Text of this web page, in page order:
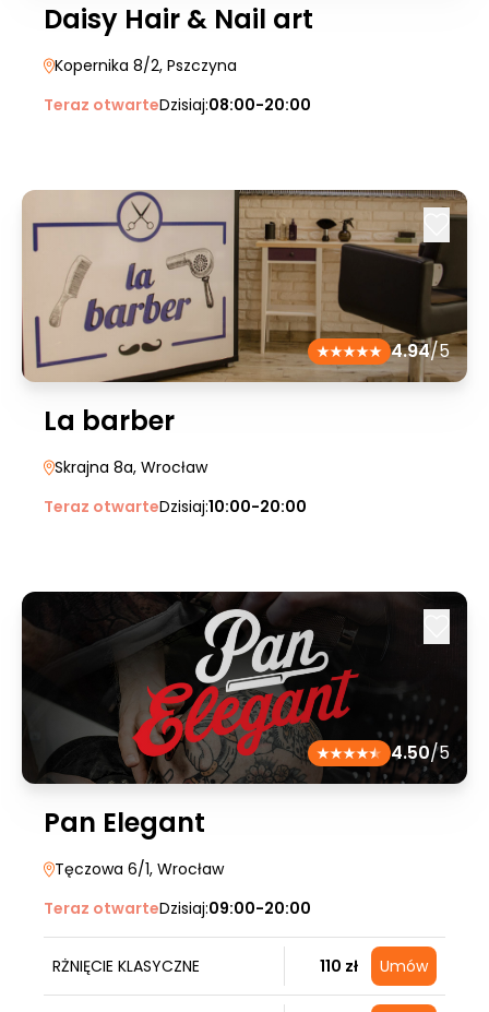
Daisy Hair & Nail art
Kopernika 8/2, Pszczyna
Teraz otwarteDzisiaj:08:00-20:00
4.94/5
La barber
Skrajna 8a, Wrocław
Teraz otwarteDzisiaj:10:00-20:00
4.50/5
Pan Elegant
Tęczowa 6/1, Wrocław
Teraz otwarteDzisiaj:09:00-20:00
RŻNIĘCIE KLASYCZNE 110 zł Umów